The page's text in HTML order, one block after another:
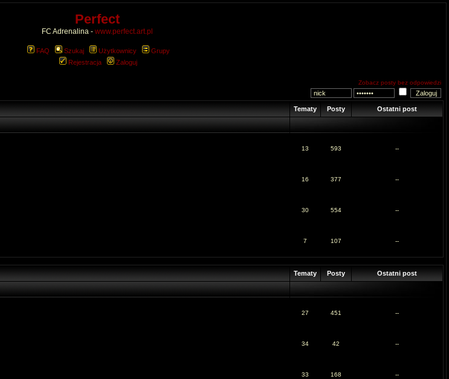
Perfect
FC Adrenalina - www.perfect.art.pl
FAQ Szukaj Użytkownicy
Grupy
Rejestracja
Zaloguj
Zobacz posty bez odpowiedzi
Tematy Posty Ostatni post
13 593 --
16 377 --
30 554 --
7 107 --
Tematy Posty Ostatni post
27 451 --
34 42 --
33 168 --